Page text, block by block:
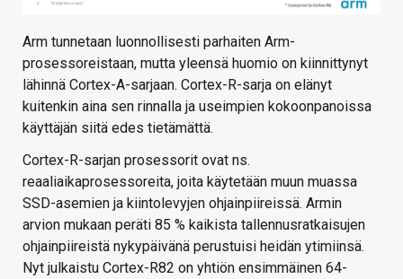
Arm tunnetaan luonnollisesti parhaiten Arm-
prosessoreistaan, mutta yleensä huomio on kiinnittynyt
lähinnä Cortex-A-sarjaan. Cortex-R-sarja on elänyt
kuitenkin aina sen rinnalla ja useimpien kokoonpanoissa
käyttäjän siitä edes tietämättä.
Cortex-R-sarjan prosessorit ovat ns.
reaaliaikaprosessoreita, joita käytetään muun muassa
SSD-asemien ja kiintolevyjen ohjainpiireissä. Armin
arvion mukaan peräti 85 % kaikista tallennusratkaisujen
ohjainpiireistä nykypäivänä perustuisi heidän ytimiinsä.
Nyt julkaistu Cortex-R82 on yhtiön ensimmäinen 64-